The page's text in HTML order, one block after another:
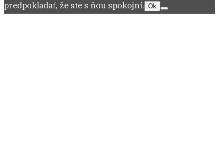
predpokladať, že ste s ňou spokojní. Ok